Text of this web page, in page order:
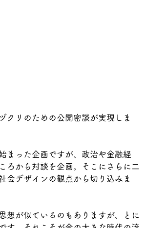
クリのための公開密談が実現しま
まった企画ですが、政治や金融経
ろから対談を企画。そこにさらに二
会デザインの観点から切り込みま
想が似ているのもありますが、とに